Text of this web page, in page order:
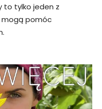
to tylko jeden z
mogą pomóc